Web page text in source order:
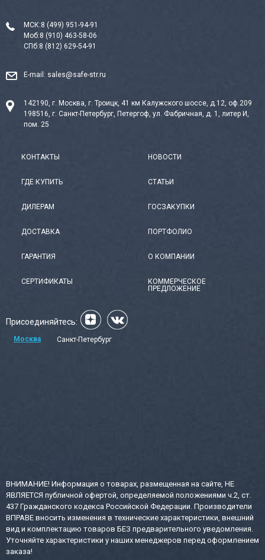
МСК:8 (499) 951-94-91
Моб:8 (910) 463-58-06
СПб:8 (812) 629-54-91
E-mail: sales@safe-str.ru
142190, г. Москва, г. Троицк, 41 км Калужского шоссе, д.12, оф.209
198516, г. Санкт-Петербург, Петергоф, ул. Фабричная, д. 1, литер И,
пом. 25
КОНТАКТЫ
ГДЕ КУПИТЬ
ДИЛЕРАМ
ДОСТАВКА
ГАРАНТИЯ
СЕРТИФИКАТЫ
НОВОСТИ
СТАТЬИ
ГОСЗАКУПКИ
ПОРТФОЛИО
О КОМПАНИИ
КОММЕРЧЕСКОЕ
ПРЕДЛОЖЕНИЕ
Присоединяйтесь:
Москва Санкт-Петербург
ВНИМАНИЕ! Информация о товарах, размещенная на сайте, НЕ
ЯВЛЯЕТСЯ публичной офертой, определяемой положениями ч.2, ст.
437 Гражданского кодекса Российской Федерации. Производители
ВПРАВЕ вносить изменения в технические характеристики, внешний
вид и комплектацию товаров БЕЗ предварительного уведомления.
Уточняйте характеристики у наших менеджеров перед оформлением
заказа!